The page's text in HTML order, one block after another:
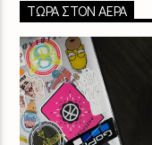
ΤΏΡΑ ΣΤΟΝ ΑΈΡΑ